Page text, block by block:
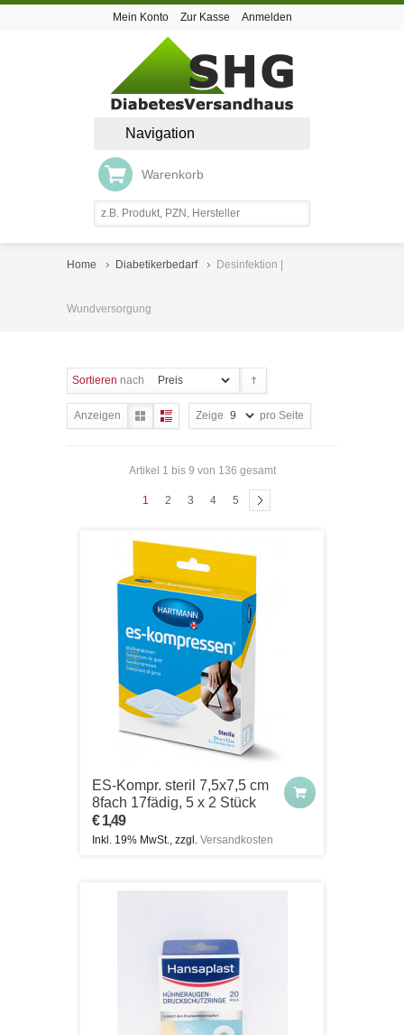
Mein Konto Zur Kasse Anmelden
Navigation
Warenkorb
Home Diabetikerbedarf Desinfektion |
Wundversorgung
Sortieren nach
Anzeigen Zeige pro Seite
Artikel 1 bis 9 von 136 gesamt
1 2 3 4 5
ES-Kompr. steril 7,5x7,5 cm
8fach 17fädig, 5 x 2 Stück
€ 1,49
Inkl. 19% MwSt., zzgl. Versandkosten